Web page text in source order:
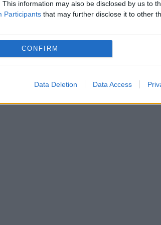
This information may also be disclosed by us to
Participants that may further disclose it to other
CONFIRM
Data Deletion Data Access
„A Phantom Lover”, un
pseudonimul Vernon Lee.
de George Sand, pseudonimul
lea Amantine Aurore Dupin.